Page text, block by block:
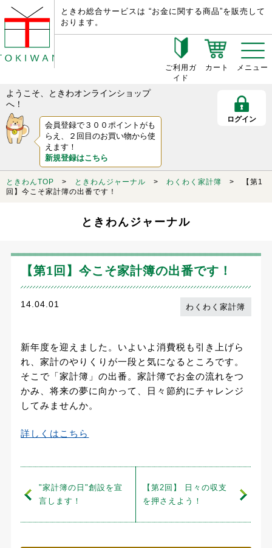
ときわ総合サービスは “お金に関する商品”を販売して
おります。
ご利用ガ
イド
カート メニュー
ようこそ、ときわオンラインショップ
へ！
会員登録で３００ポイントがも
らえ、２回目のお買い物から使
えます！
新規登録はこちら
ログイン
ときわんTOP > ときわんジャーナル > わくわく家計簿 > 【第1
回】今こそ家計簿の出番です！
ときわんジャーナル
【第1回】今こそ家計簿の出番です！
14.04.01 わくわく家計簿
新年度を迎えました。いよいよ消費税も引き上げら
れ、家計のやりくりが一段と気になるところです。
そこで「家計簿」の出番。家計簿でお金の流れをつ
かみ、将来の夢に向かって、日々節約にチャレンジ
してみませんか。
詳しくはこちら
"家計簿の日"創設を宣
言します！
【第2回】 日々の収支
を押さえよう！